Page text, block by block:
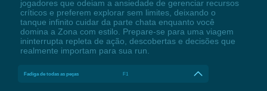
jogadores que odeiam a ansiedade de gerenciar recursos
críticos e preferem explorar sem limites, deixando o
tanque infinito cuidar da parte chata enquanto você
domina a Zona com estilo. Prepare-se para uma viagem
ininterrupta repleta de ação, descobertas e decisões que
realmente importam para sua run.
Fadiga de todas as peças F1